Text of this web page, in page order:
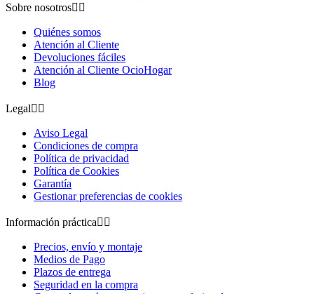
Sobre nosotros 
Quiénes somos
Atención al Cliente
Devoluciones fáciles
Atención al Cliente OcioHogar
Blog
Legal 
Aviso Legal
Condiciones de compra
Política de privacidad
Política de Cookies
Garantía
Gestionar preferencias de cookies
Información práctica 
Precios, envío y montaje
Medios de Pago
Plazos de entrega
Seguridad en la compra